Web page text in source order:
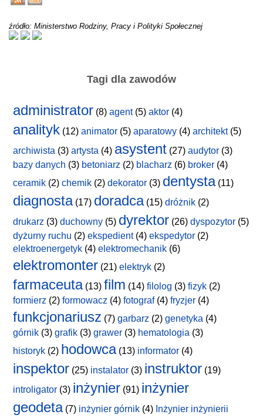
źródło: Ministerstwo Rodziny, Pracy i Polityki Społecznej
Tagi dla zawodów
administrator (8) agent(5) aktor (4)
analityk (12) animator (5) aparatowy (4) architekt(5)
archiwista (3) artysta (4) asystent (27) audytor (3)
bazy danych (3) betoniarz (2) blacharz (6) broker (4)
ceramik (2) chemik (2) dekorator (3) dentysta(11)
diagnosta(17) doradca(15) dróżnik (2)
drukarz (3) duchowny (5) dyrektor (26) dyspozytor (5)
dyżurny ruchu (2) ekspedient(4) ekspedytor (2)
elektroenergetyk (4) elektromechanik (6)
elektromonter (21) elektryk (2)
farmaceuta(13) film (14) filolog (3) fizyk (2)
formierz (2) formowacz (4) fotograf(4) fryzjer (4)
funkcjonariusz (7) garbarz (2) genetyka (4)
górnik (3) grafik (3) grawer (3) hematologia (3)
historyk (2) hodowca(13) informator (4)
inspektor (25) instalator (3) instruktor (19)
introligator (3) inżynier (91) inżynier
geodeta(7) inżynier górnik (4) Inżynier inżynierii